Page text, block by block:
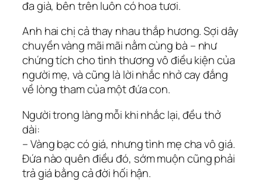
đa già, bên trên luôn có hoa tươi.
Anh hai chị cả thay nhau thắp hương. Sợi dây
chuyền vàng mãi mãi nằm cùng bà – như
chứng tích cho tình thương vô điều kiện của
người mẹ, và cũng là lời nhắc nhở cay đắng
về lòng tham của một đứa con.
Người trong làng mỗi khi nhắc lại, đều thở
dài:
– Vàng bạc có giá, nhưng tình mẹ cha vô giá.
Đứa nào quên điều đó, sớm muộn cũng phải
trả giá bằng cả đời hối hận.